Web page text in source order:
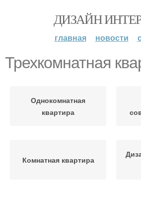
ДИЗАЙН
главная новости
Трехкомнатная
Однокомнатная
квартира
Комнатная квартира